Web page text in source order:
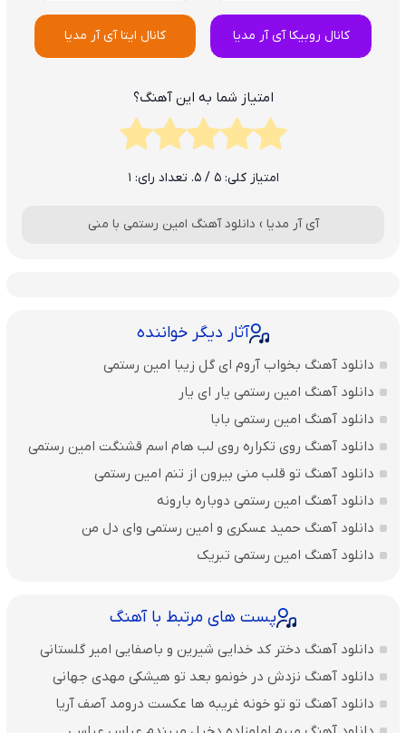
کانال روبیکا آی آر مدیا کانال ایتا آی آر مدیا
امتیاز شما به این آهنگ؟
امتیاز کلی:5 / 5. تعداد رای: 1
آی آر مدیا › دانلود آهنگ امین رستمی با منی
آثار دیگر خواننده
دانلود آهنگ بخواب آروم ای گل زیبا امین رستمی
دانلود آهنگ امین رستمی یار ای یار
دانلود آهنگ امین رستمی بابا
دانلود آهنگ روی تکراره روی لب هام اسم قشنگت امین رستمی
دانلود آهنگ تو قلب منی بیرون از تنم امین رستمی
دانلود آهنگ امین رستمی دوباره بارونه
دانلود آهنگ حمید عسکری و امین رستمی وای دل من
دانلود آهنگ امین رستمی تبریک
پست های مرتبط با آهنگ
دانلود آهنگ دختر کد خدایی شیرین و باصفایی امیر گلستانی
دانلود آهنگ نزدش در خونمو بعد تو هیشکی مهدی جهانی
دانلود آهنگ تو تو خونه غریبه ها عکست درومد آصف آریا